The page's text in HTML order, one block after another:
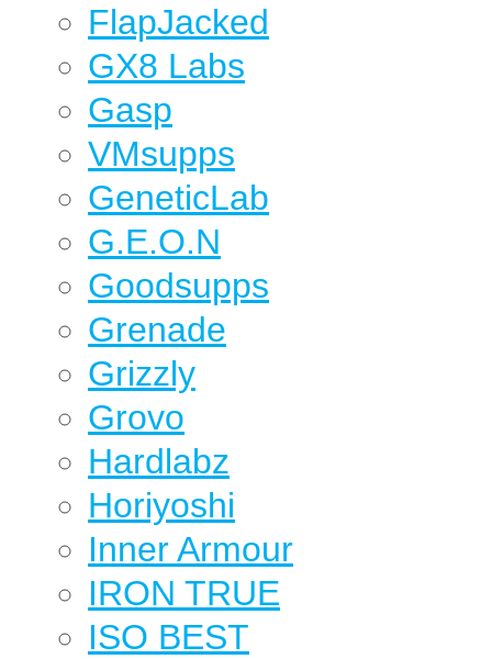
FlapJacked
GX8 Labs
Gasp
VMsupps
GeneticLab
G.E.O.N
Goodsupps
Grenade
Grizzly
Grovo
Hardlabz
Horiyoshi
Inner Armour
IRON TRUE
ISO BEST